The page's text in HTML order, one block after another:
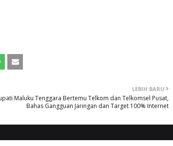
LEBIH BARU
Maluku Tenggara Bertemu Telkom dan Telkomsel Pusat,
Bahas Gangguan Jaringan dan Target 100% Internet